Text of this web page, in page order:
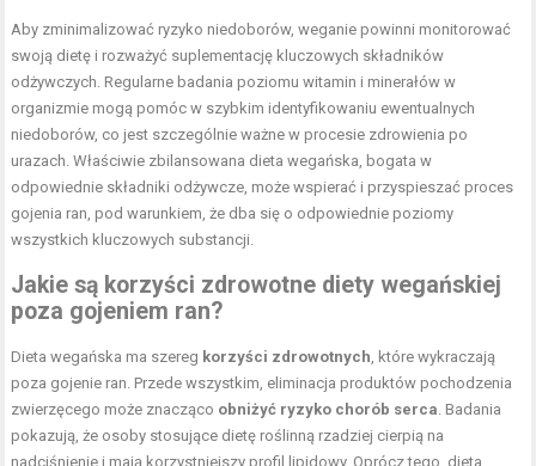
Aby zminimalizować ryzyko niedoborów, weganie powinni monitorować
swoją dietę i rozważyć suplementację kluczowych składników
odżywczych. Regularne badania poziomu witamin i minerałów w
organizmie mogą pomóc w szybkim identyfikowaniu ewentualnych
niedoborów, co jest szczególnie ważne w procesie zdrowienia po
urazach. Właściwie zbilansowana dieta wegańska, bogata w
odpowiednie składniki odżywcze, może wspierać i przyspieszać proces
gojenia ran, pod warunkiem, że dba się o odpowiednie poziomy
wszystkich kluczowych substancji.
Jakie są korzyści zdrowotne diety wegańskiej
poza gojeniem ran?
Dieta wegańska ma szereg korzyści zdrowotnych, które wykraczają
poza gojenie ran. Przede wszystkim, eliminacja produktów pochodzenia
zwierzęcego może znacząco obniżyć ryzyko chorób serca. Badania
pokazują, że osoby stosujące dietę roślinną rzadziej cierpią na
nadciśnienie i mają korzystniejszy profil lipidowy. Oprócz tego, dieta